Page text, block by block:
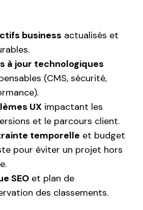
business actualisés et
à jour technologiques
(CMS, sécurité,
UX impactant les
et le parcours client.
temporelle et budget
pour éviter un projet hors
SEO et plan de
des classements.